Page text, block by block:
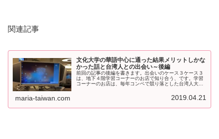
関連記事
文化大学の華語中心に通った結果メリットしかな
かった話と台湾人との出会い～後編
前回の記事の後編を書きます。出会いのケース３ケース３
は、地下４階学習コーナーのお店で知り合う、です。学習
コーナーのお店は、毎年コンペで競り落とした台湾人大学
maria-taiwan.com 2019.04.21